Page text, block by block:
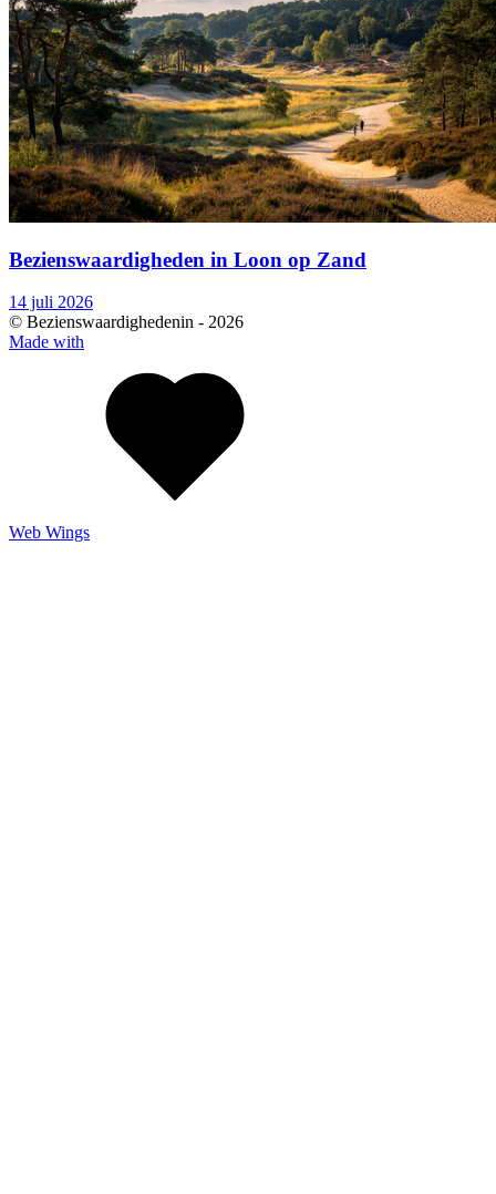
Bezienswaardigheden in Loon op Zand
14 juli 2026
© Bezienswaardighedenin - 2026
Made with
Web Wings